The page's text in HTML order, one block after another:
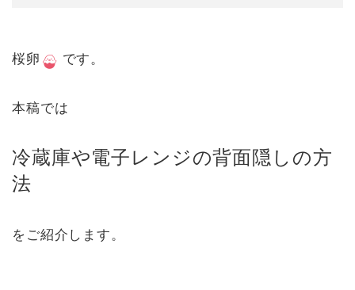
桜卵 です。
本稿では
冷蔵庫や電子レンジの背面隠しの方
法
をご紹介します。